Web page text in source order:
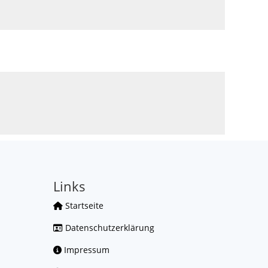
Links
Startseite
Datenschutzerklärung
Impressum